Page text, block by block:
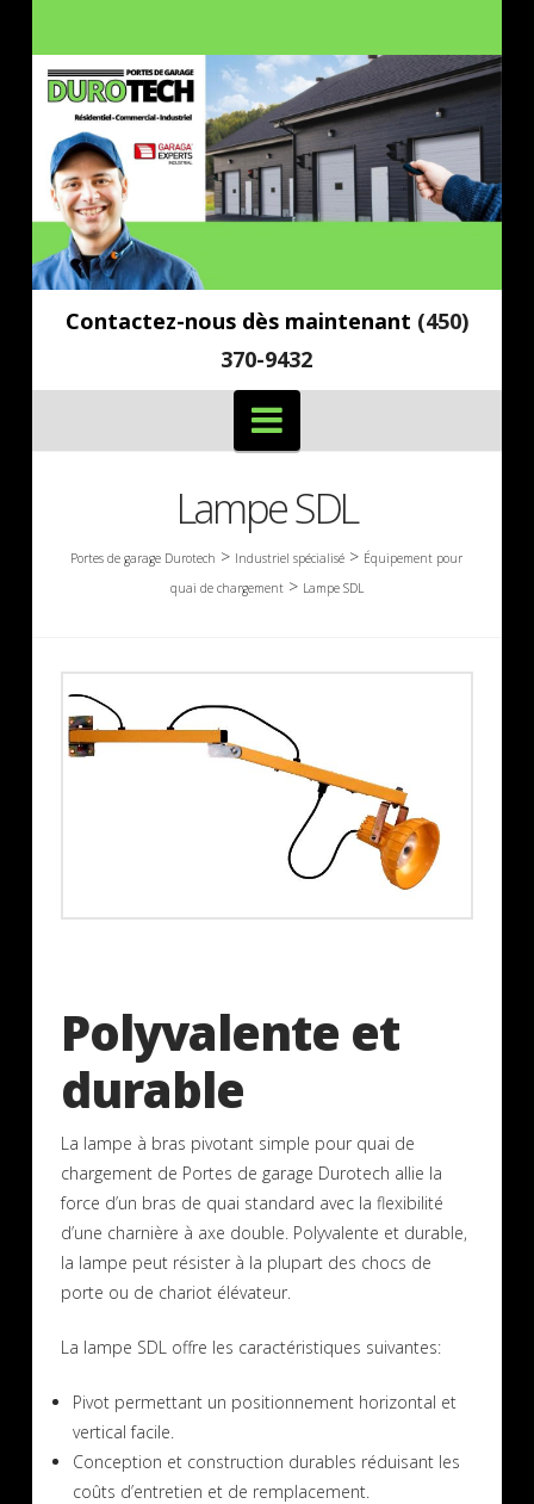
Contactez-nous dès maintenant (450)
370-9432
Navigation
Lampe SDL
Portes de garage Durotech > Industriel spécialisé > Équipement pour
quai de chargement> Lampe SDL
Polyvalente et
durable
La lampe à bras pivotant simple pour quai de
chargement de Portes de garage Durotech allie la
force d’un bras de quai standard avec la flexibilité
d’une charnière à axe double. Polyvalente et durable,
la lampe peut résister à la plupart des chocs de
porte ou de chariot élévateur.
La lampe SDL offre les caractéristiques suivantes:
Pivot permettant un positionnement horizontal et
vertical facile.
Conception et construction durables réduisant les
coûts d’entretien et de remplacement.